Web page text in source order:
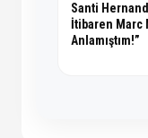
Santi
İtibaren Marc
Anlamıştım!”